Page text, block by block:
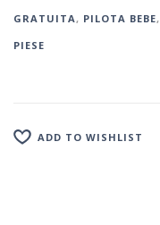
GRATUITA, PILOTA BEBE,
PIESE
ADD TO WISHLIST